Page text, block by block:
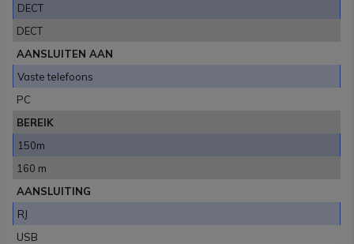
DECT
DECT
AANSLUITEN AAN
Vaste telefoons
PC
BEREIK
150m
160 m
AANSLUITING
RJ
USB